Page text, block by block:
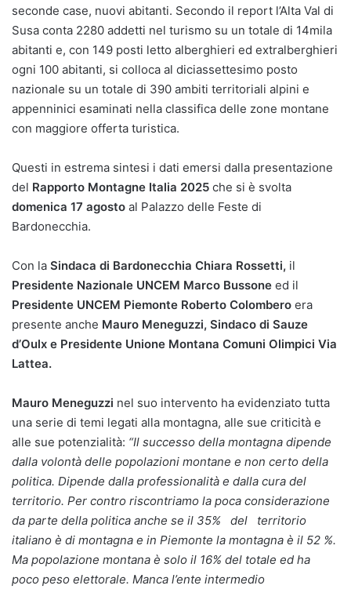
seconde case, nuovi abitanti. Secondo il report l’Alta Val di
Susa conta 2280 addetti nel turismo su un totale di 14mila
abitanti e, con 149 posti letto alberghieri ed extralberghieri
ogni 100 abitanti, si colloca al diciassettesimo posto
nazionale su un totale di 390 ambiti territoriali alpini e
appenninici esaminati nella classifica delle zone montane
con maggiore offerta turistica.
Questi in estrema sintesi i dati emersi dalla presentazione
del Rapporto Montagne Italia 2025 che si è svolta
domenica 17 agosto al Palazzo delle Feste di
Bardonecchia.
Con la Sindaca di Bardonecchia Chiara Rossetti, il
Presidente Nazionale UNCEM Marco Bussone ed il
Presidente UNCEM Piemonte Roberto Colombero era
presente anche Mauro Meneguzzi, Sindaco di Sauze
d’Oulx e Presidente Unione Montana Comuni Olimpici Via
Lattea.
Mauro Meneguzzi nel suo intervento ha evidenziato tutta
una serie di temi legati alla montagna, alle sue criticità e
alle sue potenzialità: “Il successo della montagna dipende
dalla volontà delle popolazioni montane e non certo della
politica. Dipende dalla professionalità e dalla cura del
territorio. Per contro riscontriamo la poca considerazione
da parte della politica anche se il 35% del territorio
italiano è di montagna e in Piemonte la montagna è il 52 %.
Ma popolazione montana è solo il 16% del totale ed ha
poco peso elettorale. Manca l’ente intermedio